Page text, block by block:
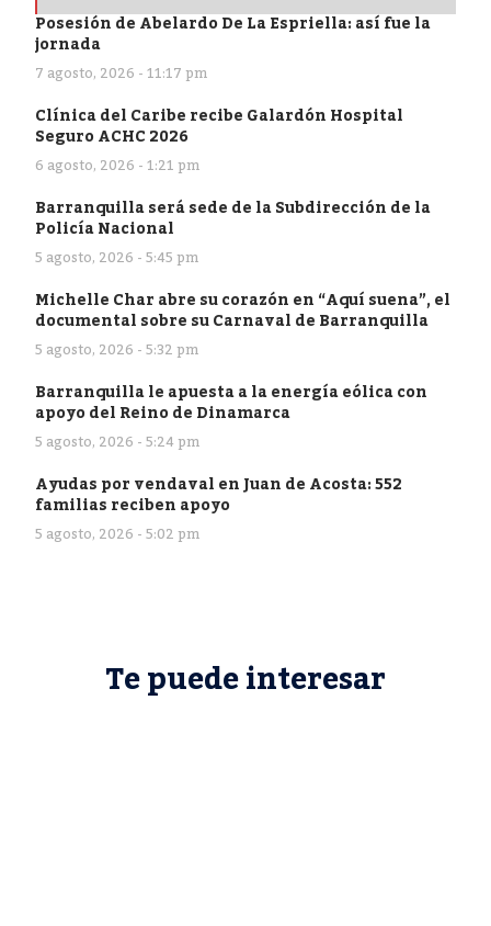
Posesión de Abelardo De La Espriella: así fue la
jornada
7 agosto, 2026 - 11:17 pm
Clínica del Caribe recibe Galardón Hospital
Seguro ACHC 2026
6 agosto, 2026 - 1:21 pm
Barranquilla será sede de la Subdirección de la
Policía Nacional
5 agosto, 2026 - 5:45 pm
Michelle Char abre su corazón en “Aquí suena”, el
documental sobre su Carnaval de Barranquilla
5 agosto, 2026 - 5:32 pm
Barranquilla le apuesta a la energía eólica con
apoyo del Reino de Dinamarca
5 agosto, 2026 - 5:24 pm
Ayudas por vendaval en Juan de Acosta: 552
familias reciben apoyo
5 agosto, 2026 - 5:02 pm
Te puede interesar